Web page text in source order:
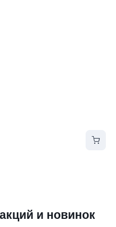
и новинок